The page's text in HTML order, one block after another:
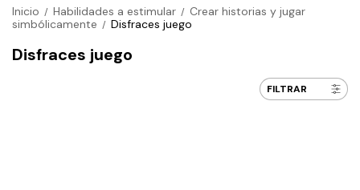
Inicio / Habilidades a estimular / Crear historias y jugar
simbólicamente / Disfraces juego
Disfraces juego
FILTRAR